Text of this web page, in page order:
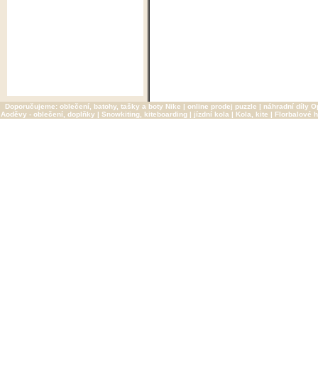
Doporučujeme: oblečení, batohy, tašky a boty Nike | online prodej puzzle | náhradní díly
Aoděvy - oblečení, doplňky | Snowkiting, kiteboarding | jízdní kola | Kola, kite | Florbalové